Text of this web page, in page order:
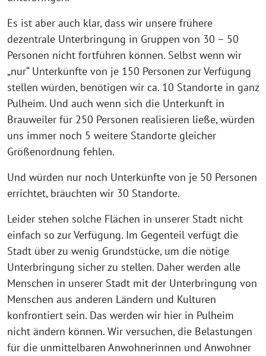
Es ist aber auch klar, dass wir unsere frühere
dezentrale Unterbringung in Gruppen von 30 – 50
Personen nicht fortführen können. Selbst wenn wir
„nur“ Unterkünfte von je 150 Personen zur Verfügung
stellen würden, benötigen wir ca. 10 Standorte in ganz
Pulheim. Und auch wenn sich die Unterkunft in
Brauweiler für 250 Personen realisieren ließe, würden
uns immer noch 5 weitere Standorte gleicher
Größenordnung fehlen.
Und würden nur noch Unterkünfte von je 50 Personen
errichtet, bräuchten wir 30 Standorte.
Leider stehen solche Flächen in unserer Stadt nicht
einfach so zur Verfügung. Im Gegenteil verfügt die
Stadt über zu wenig Grundstücke, um die nötige
Unterbringung sicher zu stellen. Daher werden alle
Menschen in unserer Stadt mit der Unterbringung von
Menschen aus anderen Ländern und Kulturen
konfrontiert sein. Das werden wir hier in Pulheim
nicht ändern können. Wir versuchen, die Belastungen
für die unmittelbaren Anwohnerinnen und Anwohner